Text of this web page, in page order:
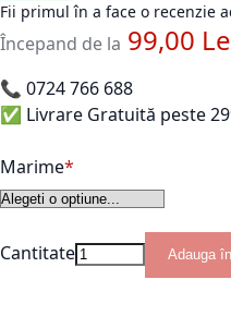
Fii primul în a face o recenzie
Începand de la 99,00
📞 0724 766 688
✅ Livrare Gratuită peste
Marime
Cantitate Adauga